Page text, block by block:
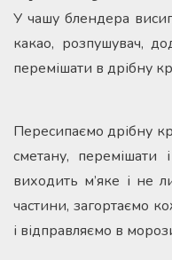
У чашу блендера
какао, розпушувач,
перемішати в дрібну
Пересипаємо дрібну
сметану, перемішати
виходить м’яке і не
частини, загортаємо
і відправляємо в